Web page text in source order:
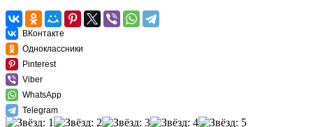
ВКонтакте
Одноклассники
Pinterest
Viber
WhatsApp
Telegram